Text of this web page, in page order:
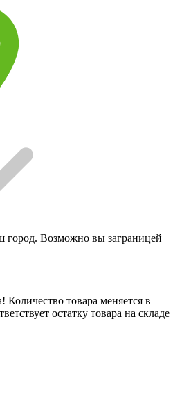
город. Возможно вы заграницей
Количество товара меняется в
остатку товара на складе